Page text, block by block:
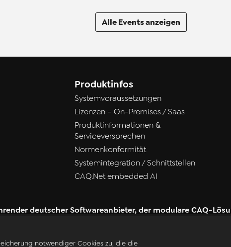
Alle Events anzeigen
deutscher Softwareanbieter, der modulare CAQ-
Produktinfos
Systemvoraussetzungen
Lizenzen – On-Premises / Saas
Produktinformationen &
Serviceversprechen
Normenkonformität
Systemintegration / Schnittstellen
CAQ.Net embedded AI
notwendiger Cookies zu, die die